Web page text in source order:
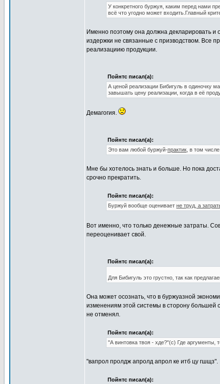
У конкретного буржуя, каким перед нами
всё что угодно может входить.Главный
Именно поэтому она должна декларировать и
издержки не связанные с призводством. Все
реализациию продукции.
Пойнтс писал(а):
А ценой реализации Бибигуль в одиночку
завышать цену реализации, когда в её
Демагогия.
Пойнтс писал(а):
Это вам любой буржуй-практик , в том
Мне бы хотелось знать и больше. Но пока
срочно прекратить.
Пойнтс писал(а):
Буржуй вообще оценивает не труд, а
Вот именно, что только денежные затраты.
переоценивает свой.
Пойнтс писал(а):
Для Бибигуль это грустно, так как
Она может осознать, что в буржуазной
изменениям этой системы в сторону большей
не отменял.
Пойнтс писал(а):
"А винтовка твоя - хде?"(с) Где аргументы,
"вапрол пролдж апролд апрол ке итб цу
Пойнтс писал(а):